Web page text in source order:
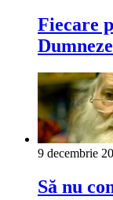
Fiecare
9 decembrie
Să nu